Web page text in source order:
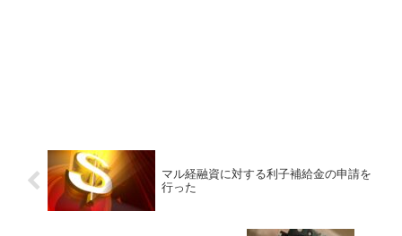
マル経融資に対する利子補給金の申請を
行った